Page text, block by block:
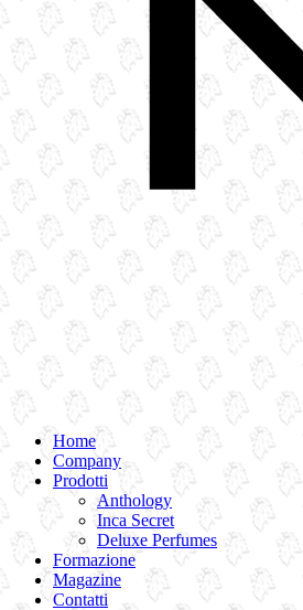
Home
Company
Prodotti
Anthology
Inca Secret
Deluxe Perfumes
Formazione
Magazine
Contatti